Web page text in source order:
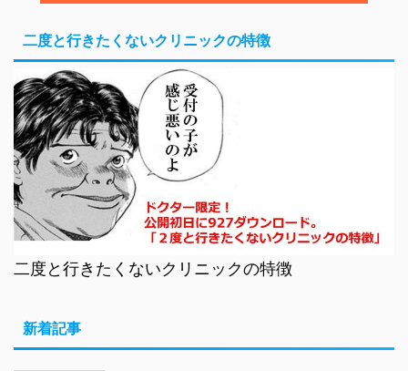
二度と行きたくないクリニックの特徴
二度と行きたくないクリニックの特徴
新着記事